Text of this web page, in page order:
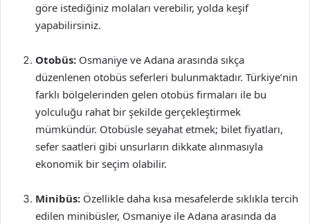
göre istediğiniz molaları verebilir, yolda keşif
yapabilirsiniz.
Otobüs: Osmaniye ve Adana arasında sıkça
düzenlenen otobüs seferleri bulunmaktadır. Türkiye’nin
farklı bölgelerinden gelen otobüs firmaları ile bu
yolculuğu rahat bir şekilde gerçekleştirmek
mümkündür. Otobüsle seyahat etmek; bilet fiyatları,
sefer saatleri gibi unsurların dikkate alınmasıyla
ekonomik bir seçim olabilir.
Minibüs: Özellikle daha kısa mesafelerde sıklıkla tercih
edilen minibüsler, Osmaniye ile Adana arasında da